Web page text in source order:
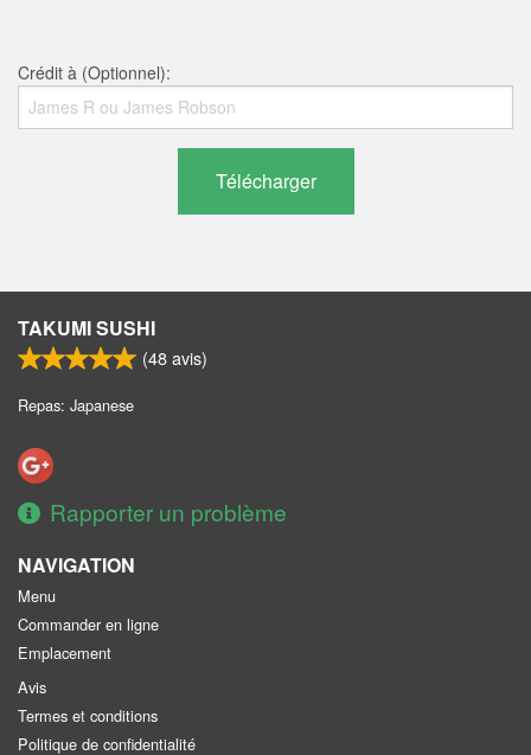
Crédit à (Optionnel):
Télécharger
TAKUMI SUSHI
(48avis)
Repas: Japanese
Rapporter un problème
NAVIGATION
Menu
Commander en ligne
Emplacement
Avis
Termes et conditions
Politique de confidentialité